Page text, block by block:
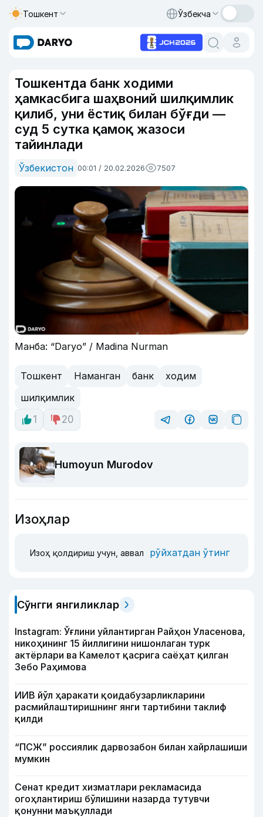
Тошкент Ўзбекча
Тошкентда банк ходими
ҳамкасбига шаҳвоний шилқимлик
қилиб, уни ёстиқ билан бўғди —
суд 5 сутка қамоқ жазоси
тайинлади
Ўзбекистон 00:01 / 20.02.2026 7507
Манба: “Daryo” / Madina Nurman
Тошкент Наманган банк
ходим
шилқимлик
1
20
Humoyun Murodov
Изоҳлар
Изоҳ қолдириш учун, аввал рўйхатдан ўтинг
Сўнгги янгиликлар
Instagram: Ўғлини уйлантирган Райҳон Уласенова,
никоҳининг 15 йиллигини нишонлаган турк
актёрлари ва Камелот қасрига саёҳат қилган
Зебо Раҳимова
ИИВ йўл ҳаракати қоидабузарликларини
расмийлаштиришнинг янги тартибини таклиф
қилди
“ПСЖ” россиялик дарвозабон билан хайрлашиши
мумкин
Сенат кредит хизматлари рекламасида
огоҳлантириш бўлишини назарда тутувчи
қонунни маъқуллади